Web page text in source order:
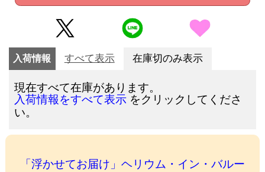
入荷情報 すべて表示 在庫切のみ表示
現在すべて在庫があります。
入荷情報をすべて表示 をクリックしてくださ
い。
「浮かせてお届け」ヘリウム・イン・バルー